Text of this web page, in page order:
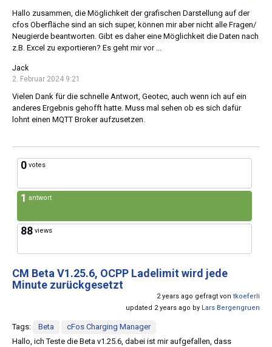
Hallo zusammen, die Möglichkeit der grafischen Darstellung auf der
cfos Oberfläche sind an sich super, können mir aber nicht alle Fragen/
Neugierde beantworten. Gibt es daher eine Möglichkeit die Daten nach
z.B. Excel zu exportieren? Es geht mir vor ...
Jack
2. Februar 2024 9:21
Vielen Dank für die schnelle Antwort, Geotec, auch wenn ich auf ein
anderes Ergebnis gehofft hatte. Muss mal sehen ob es sich dafür
lohnt einen MQTT Broker aufzusetzen.
0 votes
1 antwort
88 views
CM Beta V1.25.6, OCPP Ladelimit wird jede
Minute zurückgesetzt
2 years ago gefragt von tkoeferli
updated 2 years ago by Lars Bergengruen
Tags: Beta
cFos Charging Manager
Hallo, ich Teste die Beta v1.25.6, dabei ist mir aufgefallen, dass